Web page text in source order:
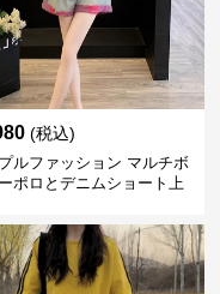
(税込)
ルファッション マルチボ
ポロとデニムショート上